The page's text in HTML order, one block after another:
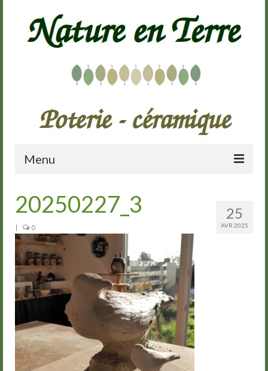
Menu
Présentation
Galerie
Cours de poterie
Groupes
Livre d’or
Contact
25
AVR 2025
20250227_3
| 0